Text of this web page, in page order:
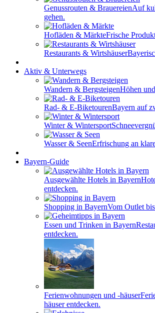
Genussrouten & BrauereienAuf
gehen.
Hofläden & MärkteFrische
Restaurants & Wirtshäuser
Aktiv & Unterwegs
Wandern & BergsteigenHöhen
Rad- & E-BiketourenBayern auf
Winter & Wintersport
Wasser & SeenErfrischung an
Bayern-Guide
Ausgewählte Hotels in Bayern
entdecken.
Shopping in BayernVom Outlet
Essen und Trinken in Bayern
entdecken.
Ferienwohnungen und -häuser
häuser entdecken.